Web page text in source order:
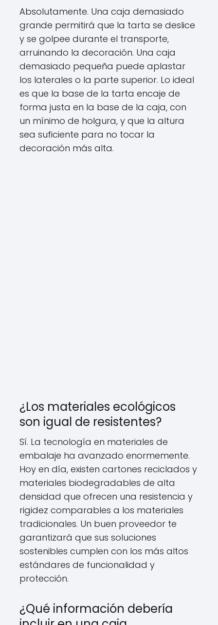
Absolutamente. Una caja demasiado
grande permitirá que la tarta se deslice
y se golpee durante el transporte,
arruinando la decoración. Una caja
demasiado pequeña puede aplastar
los laterales o la parte superior. Lo ideal
es que la base de la tarta encaje de
forma justa en la base de la caja, con
un mínimo de holgura, y que la altura
sea suficiente para no tocar la
decoración más alta.
¿Los materiales ecológicos
son igual de resistentes?
Sí. La tecnología en materiales de
embalaje ha avanzado enormemente.
Hoy en día, existen cartones reciclados y
materiales biodegradables de alta
densidad que ofrecen una resistencia y
rigidez comparables a los materiales
tradicionales. Un buen proveedor te
garantizará que sus soluciones
sostenibles cumplen con los más altos
estándares de funcionalidad y
protección.
¿Qué información debería